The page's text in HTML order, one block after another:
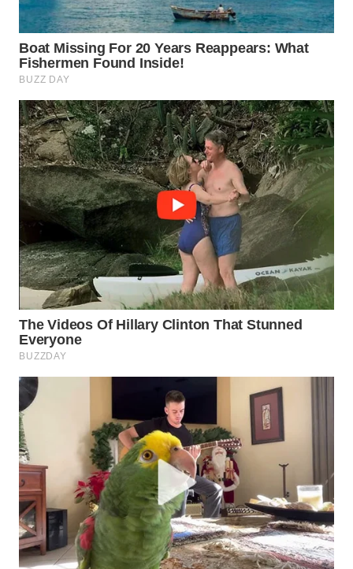
WN
SOLO
WN
WN
MADURA
WN
SURABAYA
WN
NATUNA
WN
BINTAN
MANDALIKA
LABUANBAJO
WN
BORNEO